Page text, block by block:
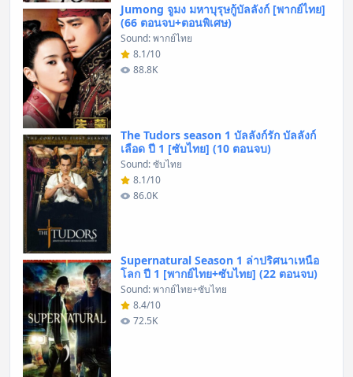
Jumong จูมง มหาบุรุษกู้บัลลังก์ [พากย์ไทย]
(66 ตอนจบ+ตอนพิเศษ)
Sound: พากย์ไทย
8.1/10
88.8K
The Tudors season 1 บัลลังก์รัก บัลลังก์
เลือด ปี 1 [ซับไทย] (10 ตอนจบ)
Sound: ซับไทย
8.1/10
86.0K
Supernatural Season 1 ล่าปริศนาเหนือ
โลก ปี 1 [พากย์ไทย+ซับไทย] (22 ตอนจบ)
Sound: พากย์ไทย+ซับไทย
8.4/10
72.5K